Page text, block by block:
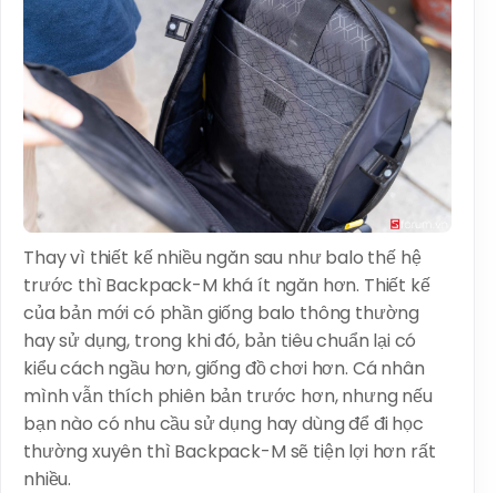
Thay vì thiết kế nhiều ngăn sau như balo thế hệ
trước thì Backpack-M khá ít ngăn hơn. Thiết kế
của bản mới có phần giống balo thông thường
hay sử dụng, trong khi đó, bản tiêu chuẩn lại có
kiểu cách ngầu hơn, giống đồ chơi hơn. Cá nhân
mình vẫn thích phiên bản trước hơn, nhưng nếu
bạn nào có nhu cầu sử dụng hay dùng để đi học
thường xuyên thì Backpack-M sẽ tiện lợi hơn rất
nhiều.